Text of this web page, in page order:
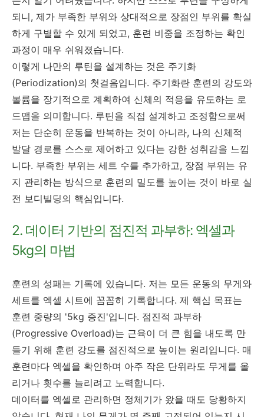
되니, 제가 부족한 부위와 상대적으로 장점인 부위를 확실
하게 구별할 수 있게 되었고, 훈련 비중을 조정하는 확인
과정이 매우 쉬워졌습니다.
이렇게 나만의 루틴을 설계하는 것은 주기화
(Periodization)의 첫걸음입니다. 주기화란 훈련의 강도와
볼륨을 장기적으로 계획하여 신체의 적응을 유도하는 로
드맵을 의미합니다. 루틴을 직접 설계하고 조정함으로써
저는 단순히 운동을 반복하는 것이 아니라, 나의 신체적
발달 경로를 스스로 제어하고 있다는 강한 성취감을 느낍
니다. 부족한 부위는 세트 수를 추가하고, 장점 부위는 유
지 관리하는 방식으로 훈련의 밀도를 높이는 것이 바로 실
전 보디빌딩의 핵심입니다.
2. 데이터 기반의 점진적 과부하: 엑셀과
5kg의 마법
훈련의 성패는 기록에 있습니다. 저는 모든 운동의 무게와
세트를 엑셀 시트에 꼼꼼히 기록합니다. 제 핵심 목표는
훈련 중량의 '5kg 증진'입니다. 점진적 과부하
(Progressive Overload)는 근육이 더 큰 힘을 내도록 만
들기 위해 훈련 강도를 점진적으로 높이는 원리입니다. 매
훈련마다 엑셀을 확인하며 아주 작은 단위라도 무게를 올
리거나 횟수를 늘리려고 노력합니다.
데이터를 엑셀로 관리하면 정체기가 왔을 때도 당황하지